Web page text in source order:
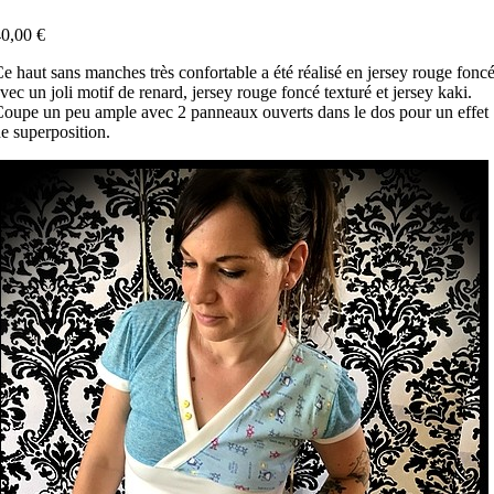
€
haut sans manches très confortable a été réalisé en jersey rouge foncé
un joli motif de renard, jersey rouge foncé texturé et jersey kaki.
un peu ample avec 2 panneaux ouverts dans le dos pour un effet
superposition.